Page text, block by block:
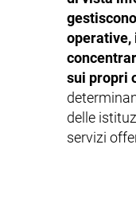
operative,
sui propri
delle
servizi